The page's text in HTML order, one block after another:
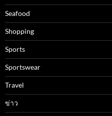
Seafood
Shopping
Sports
Sportswear
Travel
ข่าว